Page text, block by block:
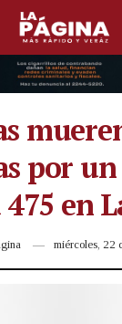
por
en
miércoles, 22